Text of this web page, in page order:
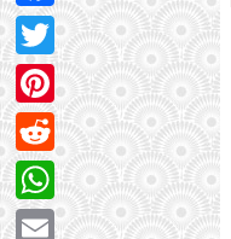
Facebook
Twitter
Pinterest
Reddit
WhatsApp